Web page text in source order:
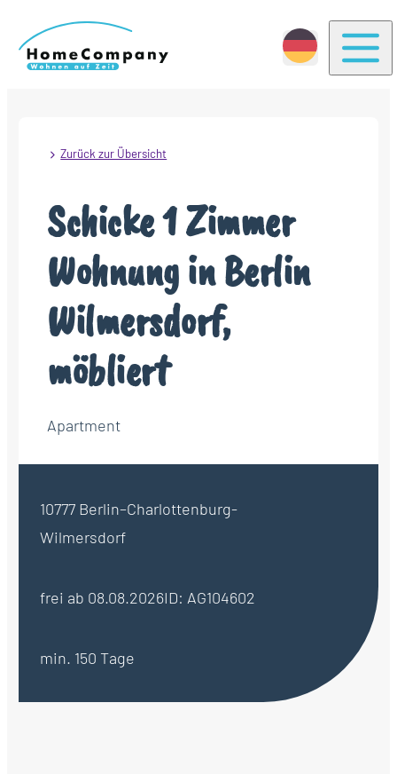
Zurück zur Übersicht
Schicke 1 Zimmer
Wohnung in Berlin
Wilmersdorf,
möbliert
Apartment
10777 Berlin–Charlottenburg-
Wilmersdorf
frei ab 08.08.2026ID: AG104602
min. 150 Tage